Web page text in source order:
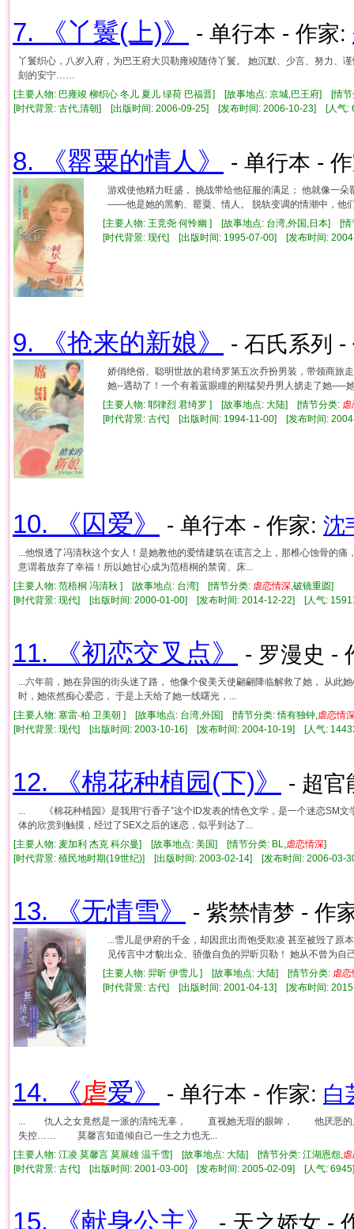
7. 《丫鬟(上)》 - 单行本 - 作家:
丫鬟织心，八岁入府，为巴王府大贝勒雍竣随侍丫鬟。 她沉默、少言、努力
刻的安宁……
[主要人物: 巴雍竣 柳织心 冬儿 夏儿 绿荷 巴福晋] [故事地点: 京城,巴王府] [情节
[时代背景: 古代,清朝] [出版时间: 2006-09-25] [发布时间: 2006-10-23] [人气
8. 《罂粟的情人》 - 单行本 -
游戏使他精力旺盛， 挑战带给他征服的满足； 他就像一
——他是她的黑豹、罂粟、情人。 脱轨变调的情潮中，
[主要人物: 王竞尧 何怜幽 ] [故事地点: 台湾,外国,日本] [
[时代背景: 现代] [出版时间: 1995-07-00] [发布时间:
9. 《抢来的新娘》 - 石氏系列
娇俏绝俗、聪明世故的君绮罗第五次乔扮男装，带领商
她--遇劫了！一个有着蓝眼瞳的刚猛契丹男人掳走了她
[主要人物: 耶律烈 君绮罗 ] [故事地点: 大陆] [情节分类: 虐
[时代背景: 古代] [出版时间: 1994-11-00] [发布时间:
10. 《囚爱》 - 单行本 - 作家: 沈
...他恨透了冯清秋这个女人！是她教他的爱情建筑在谎言之上，那椎心蚀骨
意谓着放弃了幸福！所以她甘心成为范梧桐的禁脔、床...
[主要人物: 范梧桐 冯清秋 ] [故事地点: 台湾] [情节分类: 虐恋情深 ,破镜重圆]
[时代背景: 现代] [出版时间: 2000-01-00] [发布时间: 2014-12-22] [人气:
11. 《初恋交叉点》 - 罗漫史 -
...六年前，她在异国的街头迷了路， 他像个俊美天使翩翩降临解救了她， 从此
时，她依然痴心爱恋， 于是上天给了她一线曙光，...
[主要人物: 塞雷·柏 卫美朝 ] [故事地点: 台湾,外国] [情节分类: 情有独钟, 虐恋情
[时代背景: 现代] [出版时间: 2003-10-16] [发布时间: 2004-10-19] [人气:
12. 《棉花种植园(下)》 - 超
... 《棉花种植园》是我用“行香子”这个ID发表的情色文学，是一个迷恋SM
体的欣赏到触摸，经过了SEX之后的迷恋，似乎到达了...
[主要人物: 麦加利 杰克 科尔曼] [故事地点: 美国] [情节分类: BL,
虐恋情深]
[时代背景: 殖民地时期(19世纪)] [出版时间: 2003-02-14] [发布时间: 2006-
13. 《无情雪》 - 紫禁情梦 - 作
...雪儿是伊府的千金，却因庶出而饱受欺凌 甚至被毁了
见传言中才貌出众、骄傲自负的羿昕贝勒！ 她从不曾为自
[主要人物: 羿昕 伊雪儿 ] [故事地点: 大陆] [情节分类: 虐恋
[时代背景: 古代] [出版时间: 2001-04-13] [发布时间:
14. 《虐爱》 - 单行本 - 作家: 白
... 仇人之女竟然是一派的清纯无辜， 直视她无瑕的眼眸， 他厌恶的
失控…… 莫馨言知道倾自己一生之力也无...
[主要人物: 江凌 莫馨言 莫展雄 温千雪] [故事地点: 大陆] [情节分类: 江湖恩怨, 虐
[时代背景: 古代] [出版时间: 2001-03-00] [发布时间: 2005-02-09] [人气:
15. 《献身公主》 - 天之娇女 -